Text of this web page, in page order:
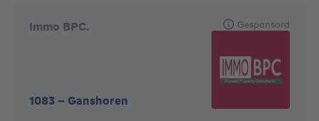
Immo BPC.
1083 - Ganshoren
Gesponsord